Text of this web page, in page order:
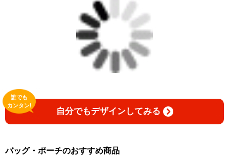
自分でもデザインしてみる
誰でも
カンタン!
バッグ・ポーチのおすすめ商品